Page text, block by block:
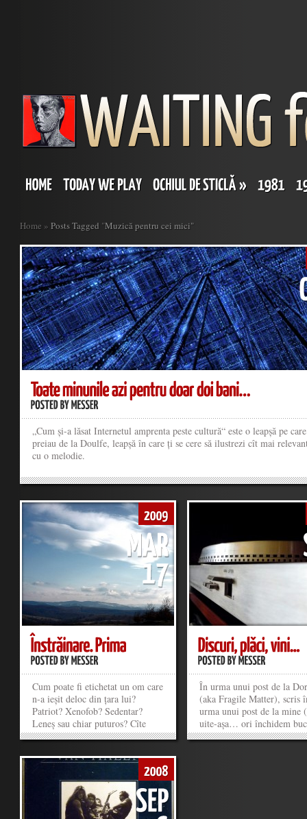
Home » Posts Tagged "Muzică pentru cei mici"
„Cum și-a lăsat Internetul amprenta peste cultură“ este o leapșă pe
preiau de la Doulfe, leapșă în care ți se cere să ilustrezi cît mai
cu o melodie.
Cum poate fi etichetat un om care
n-a ieșit deloc din țara lui?
Patriot? Xenofob? Sedentar?
Leneș sau chiar puturos? Cîte
puțin din toate astea? Am fost
de ani să ies și „pe-afară“, dar de
fiecare dată a învins comoditatea
sau răspunsul care...
»»
În urma unui post de la
(aka Fragile Matter), scris
urma unui post de la mine
uite-așa… ori închidem
o facem permanentă), m-